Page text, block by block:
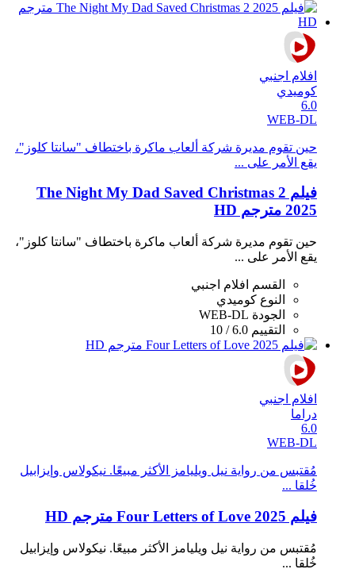
افلام اجنبي
كوميدي
6.0
WEB-DL
حين تقوم مديرة شركة ألعاب ماكرة باختطاف "سانتا كلوز"،
يقع الأمر على ...
فيلم The Night My Dad Saved Christmas 2
2025 مترجم HD
حين تقوم مديرة شركة ألعاب ماكرة باختطاف "سانتا كلوز"،
يقع الأمر على ...
القسم
افلام اجنبي
النوع كوميدي
الجودة WEB-DL
التقييم 6.0 / 10
افلام اجنبي
دراما
6.0
WEB-DL
مُقتبس من رواية نيل ويليامز الأكثر مبيعًا. نيكولاس وإيزابيل
خُلقا ...
فيلم Four Letters of Love 2025 مترجم HD
مُقتبس من رواية نيل ويليامز الأكثر مبيعًا. نيكولاس وإيزابيل
خُلقا ...